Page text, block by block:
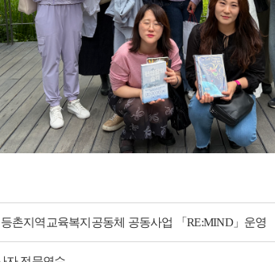
촌지역교육복지공동체 공동사업 「RE:MIND」운영